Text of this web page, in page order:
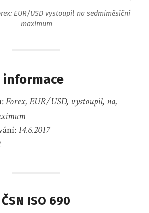
EUR/USD vystoupil na sedmiměsíční
maximum
informace
Forex, EUR/USD, vystoupil, na,
14.6.2017
ISO 690